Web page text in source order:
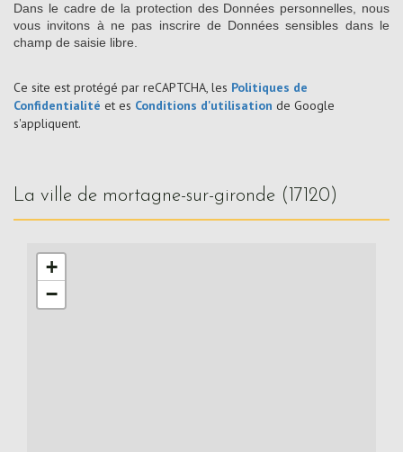
Dans le cadre de la protection des Données personnelles, nous
vous invitons à ne pas inscrire de Données sensibles dans le
champ de saisie libre.
Ce site est protégé par reCAPTCHA, les Politiques de
Confidentialité et es Conditions d'utilisation de Google
s'appliquent.
la ville de mortagne-sur-gironde (17120)
+
−